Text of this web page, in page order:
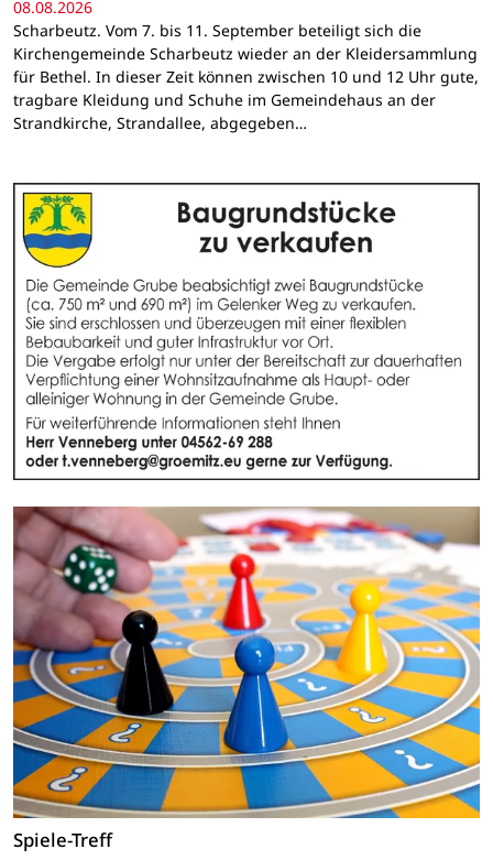
08.08.2026
Scharbeutz. Vom 7. bis 11. September beteiligt sich die
Kirchengemeinde Scharbeutz wieder an der Kleidersammlung
für Bethel. In dieser Zeit können zwischen 10 und 12 Uhr gute,
tragbare Kleidung und Schuhe im Gemeindehaus an der
Strandkirche, Strandallee, abgegeben…
Spiele-Treff